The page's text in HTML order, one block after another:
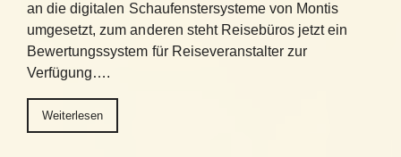
an die digitalen Schaufenstersysteme von Montis
umgesetzt, zum anderen steht Reisebüros jetzt ein
Bewertungssystem für Reiseveranstalter zur
Verfügung….
Weiterlesen